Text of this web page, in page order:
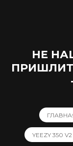
НЕ
YEEZY 350 V2